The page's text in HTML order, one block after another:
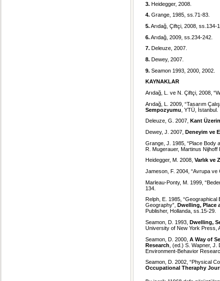
3. Heidegger, 2008.
4. Grange, 1985, ss.71-83.
5.Arıdağ, Çiftçi, 2008, ss.134-
6.Arıdağ, 2009, ss.234-242.
7. Deleuze, 2007.
8. Dewey, 2007.
9. Seamon 1993, 2000, 2002.
KAYNAKLAR
Arıdağ, L. ve N. Çiftçi, 2008,
Arıdağ, L. 2009, “Tasarım
Sempozyumu , YTÜ, İstanbul.
Deleuze, G. 2007,
Kant
Dewey, J. 2007, Deneyim ve
Grange, J. 1985, “Place Body
R. Mugerauer, Martinus Nijhoff
Heidegger, M. 2008, Varlık ve
Jameson, F. 2004, “Avrupa ve
Marleau-Ponty, M. 1999,
134.
Relph, E. 1985,
Geography”, Dwelling, Place
Publisher, Hollanda, ss.15-29.
Seamon, D. 1993, Dwelling,
University of New York Press,
Seamon, D. 2000, A Way of
Research , (ed.) S. Wapner,
Environment-Behavior
Seamon, D. 2002, “Physical
Occupational Theraphy